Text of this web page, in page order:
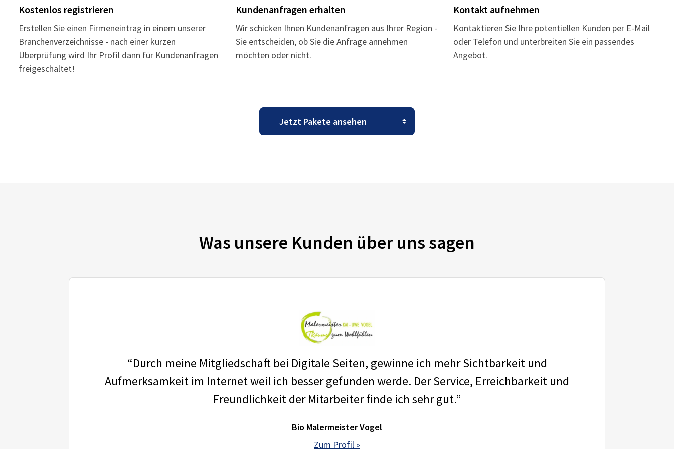
Kostenlos registrieren
Erstellen Sie einen Firmeneintrag in einem unserer
Branchenverzeichnisse - nach einer kurzen
Überprüfung wird Ihr Profil dann für Kundenanfragen
freigeschaltet!
Kundenanfragen erhalten
Wir schicken Ihnen Kundenanfragen aus Ihrer Region -
Sie entscheiden, ob Sie die Anfrage annehmen
möchten oder nicht.
Kontakt aufnehmen
Kontaktieren Sie Ihre potentiellen Kunden per E-Mail
oder Telefon und unterbreiten Sie ein passendes
Angebot.
Was unsere Kunden über uns sagen
“Durch meine Mitgliedschaft bei Digitale Seiten, gewinne ich mehr Sichtbarkeit und
Aufmerksamkeit im Internet weil ich besser gefunden werde. Der Service, Erreichbarkeit und
Freundlichkeit der Mitarbeiter finde ich sehr gut.”
Bio Malermeister Vogel
Zum Profil »